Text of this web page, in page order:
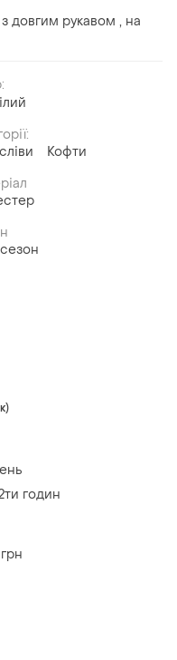
довгим рукавом , на
Кофти
годин